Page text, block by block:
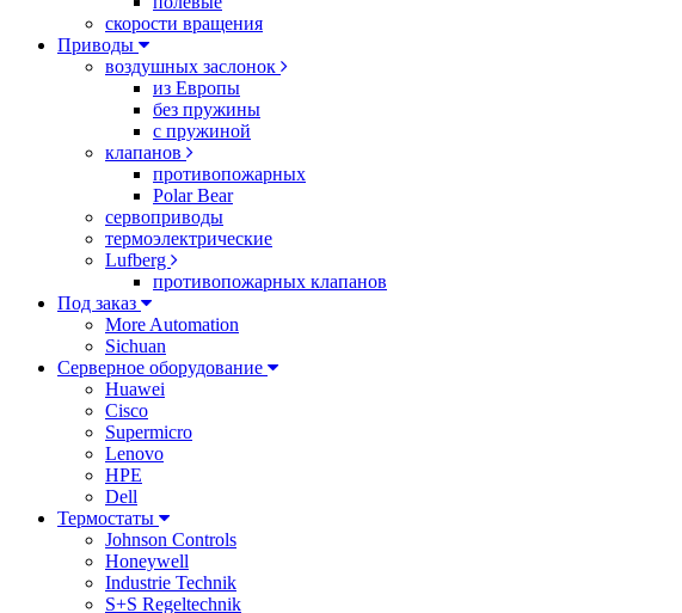
скорости вращения
Приводы
воздушных заслонок
из Европы
без пружины
с пружиной
клапанов
противопожарных
Polar Bear
сервоприводы
термоэлектрические
Lufberg
противопожарных клапанов
Под заказ
More Automation
Sichuan
Серверное оборудование
Huawei
Cisco
Supermicro
Lenovo
HPE
Dell
Термостаты
Johnson Controls
Honeywell
Industrie Technik
S+S Regeltechnik